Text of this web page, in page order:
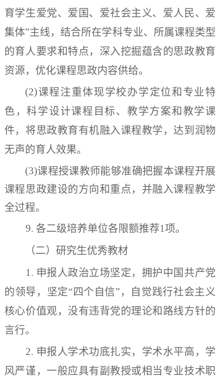
育学生爱党、爱国、爱社会主义、爱人民、爱
集体”主线，结合所在学科专业、所属课程类型
的育人要求和特点，深入挖掘蕴含的思政教育
资源，优化课程思政内容供给。
(2)课程注重体现学校办学定位和专业特
色，科学设计课程目标、教学方案和教学课
件，将思政教育有机融入课程教学，达到润物
无声的育人效果。
(3)课程授课教师能够准确把握本课程开展
课程思政建设的方向和重点，并融入课程教学
全过程。
9. 各二级培养单位各限额推荐1项。
（二）研究生优秀教材
1. 申报人政治立场坚定，拥护中国共产党
的领导，坚定“四个自信”，自觉践行社会主义
核心价值观，没有违背党的理论和路线方针的
言行。
2. 申报人学术功底扎实，学术水平高，学
风严谨，一般应具有副教授或相当专业技术职